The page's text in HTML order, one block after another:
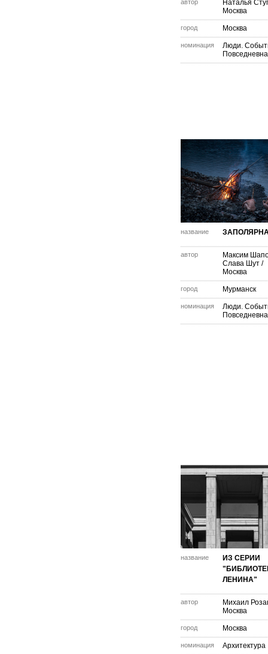
автор
Наталья
Москва
город Москва
номинация
Люди.
название
автор
Максим
Слава Шут /
Москва
город Мурманск
номинация
Люди.
название
ИЗ СЕРИИ
ЛЕНИНА"
автор
Михаил
Москва
город Москва
номинация Архитектура